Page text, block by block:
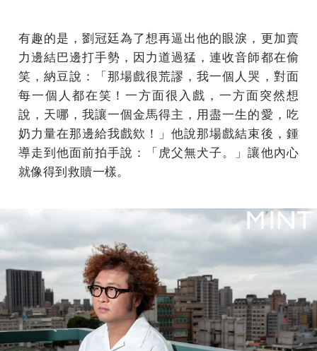
有趣的是，劉冠廷為了想再逼出他的眼淚，更加賣
力邊結巴邊打手勢，因力道過猛，連收音師都在偷
笑，納豆說：「那場戲很荒謬，我一個人哭，對面
每一個人都在笑！一方面很入戲，一方面突然想
說，天哪，我讓一個金馬得主，用盡一生的愛，吃
奶力量在那邊給我戲欸！」他說那場戲結束後，鍾
導走到他面前拍手說：「虎父無犬子。」讓他內心
就像得到救贖一樣。